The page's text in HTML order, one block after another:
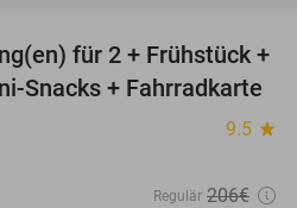
59%
für 2 + Frühstück +
Snacks + Fahrradkarte
9.5 star
Regulär 206€